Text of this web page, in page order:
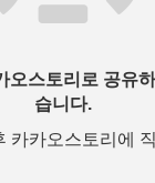
스토리로 공유
습니다.
카카오스토리에